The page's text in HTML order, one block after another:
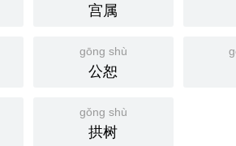
宫属
gōng shù
公恕
gǒng shù
拱树